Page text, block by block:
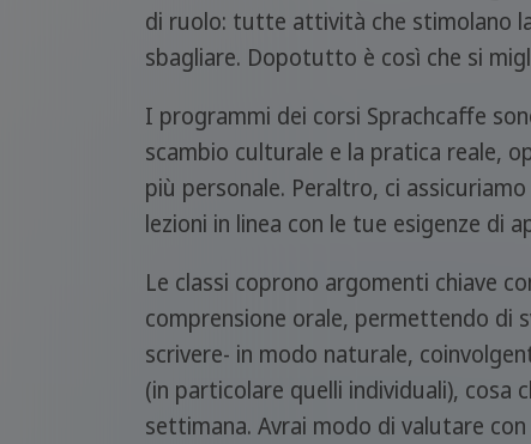
di ruolo: tutte attività che stimolano
sbagliare. Dopotutto è così che si
I programmi dei corsi Sprachcaffe
scambio culturale e la pratica reale,
più personale. Peraltro, ci
lezioni in linea con le tue esigenze di
Le classi coprono argomenti chiave
comprensione orale, permettendo di
scrivere- in modo naturale,
(in particolare quelli individuali),
settimana. Avrai modo di valutare